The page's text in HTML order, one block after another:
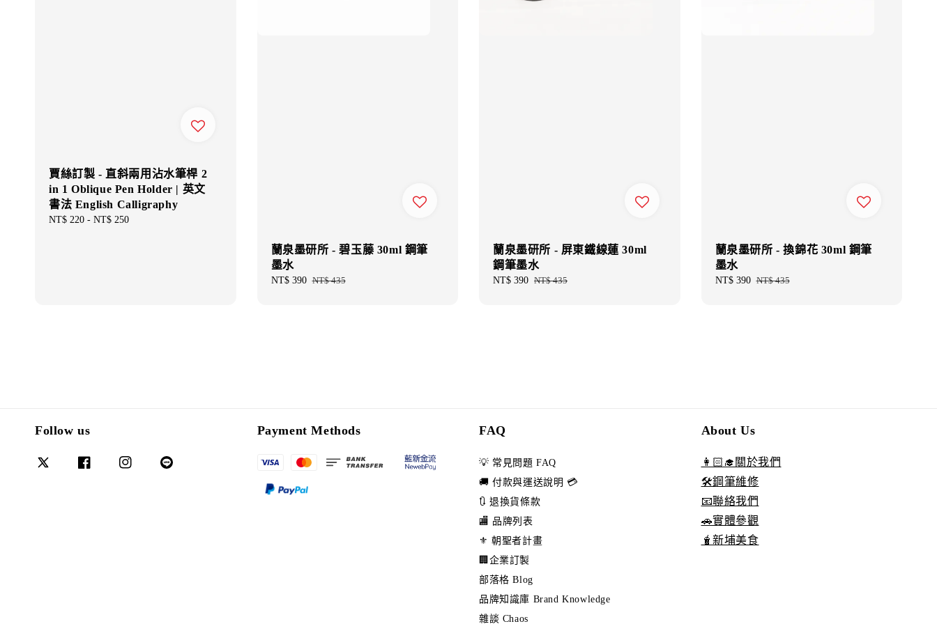
賈絲訂製 - 直斜兩用沾水筆桿 2
in 1 Oblique Pen Holder | 英文
書法 English Calligraphy
Regular
NT$ 220 - NT$ 250
蘭泉墨研所 - 碧玉藤 30ml 鋼筆
墨水
Sale
NT$ 390 Regular
NT$ 435
蘭泉墨研所 - 屏東鐵線蓮 30ml
鋼筆墨水
Sale
NT$ 390 Regular
NT$ 435
蘭泉墨研所 - 換錦花 30ml 鋼筆
墨水
Sale
NT$ 390 Regular
NT$ 435
Follow us Payment Methods FAQ
💡 常見問題 FAQ
🚚 付款與運送說明 💳
🔃 退換貨條款
🏬 品牌列表
⚜️ 朝聖者計畫
🏢企業訂製
部落格 Blog
品牌知識庫 Brand Knowledge
雜談 Chaos
About Us
👩🏻‍🎓關於我們
🛠️鋼筆維修
📧聯絡我們
🚗實體參觀
🧋新埔美食